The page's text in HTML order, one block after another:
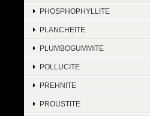
PHOSPHOPHYLLITE
PLANCHEITE
PLUMBOGUMMITE
POLLUCITE
PREHNITE
PROUSTITE